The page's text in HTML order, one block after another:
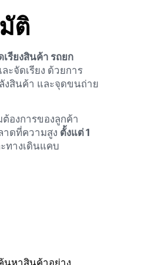
ติ
รียงสินค้า รถยก
ะจัดเรียง ด้วยการ
งสินค้า และจุดขนถ่าย
องการของลูกค้า
ดที่ความสูง ตั้งแต่ 1
ทางเดินแคบ
นหาสินค้าอย่าง